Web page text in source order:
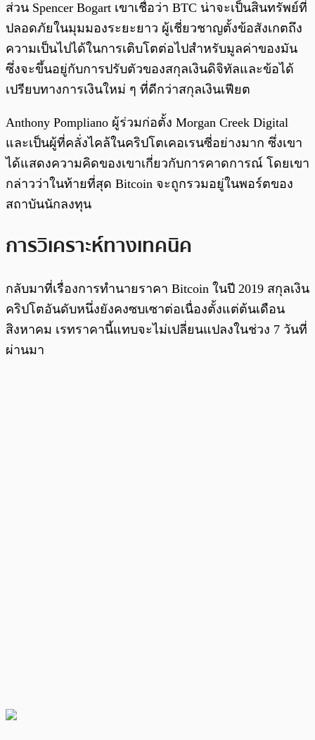
ส่วน Spencer Bogart เขาเชื่อว่า BTC น่าจะเป็นสินทรัพย์ที่
ปลอดภัยในมุมมองระยะยาว ผู้เชี่ยวชาญตั้งข้อสังเกตถึง
ความเป็นไปได้ในการเติบโตต่อไปสำหรับมูลค่าของมัน
ซึ่งจะขึ้นอยู่กับการปรับตัวของสกุลเงินดิจิทัลและข้อได้
เปรียบทางการเงินใหม่ ๆ ที่ดีกว่าสกุลเงินเฟียต
Anthony Pompliano ผู้ร่วมก่อตั้ง Morgan Creek Digital
และเป็นผู้ที่คลั่งไคล้ในคริปโตเคอเรนซี่อย่างมาก ซึ่งเขา
ได้แสดงความคิดของเขาเกี่ยวกับการคาดการณ์ โดยเขา
กล่าวว่าในท้ายที่สุด Bitcoin จะถูกรวมอยู่ในพอร์ตของ
สถาบันนักลงทุน
การวิเคราะห์ทางเทคนิค
กลับมาที่เรื่องการทำนายราคา Bitcoin ในปี 2019 สกุลเงิน
คริปโตอันดับหนึ่งยังคงซบเซาต่อเนื่องตั้งแต่ต้นเดือน
สิงหาคม เรทราคานี้แทบจะไม่เปลี่ยนแปลงในช่วง 7 วันที่
ผ่านมา